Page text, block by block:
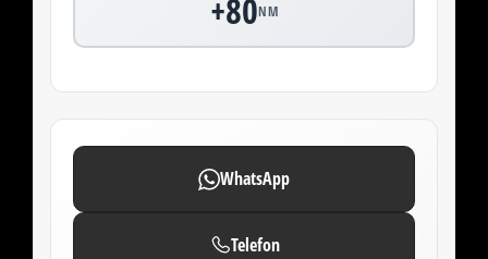
+80NM
WhatsApp
Telefon